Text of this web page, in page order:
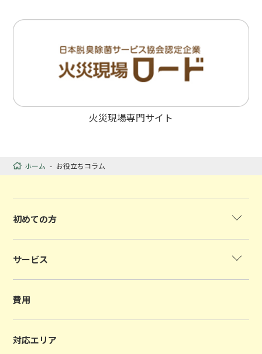
火災現場専門サイト
ホーム - お役立ちコラム
初めての方
サービス
費用
対応エリア